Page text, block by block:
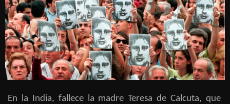
En la India, fallece la madre Teresa de Calcuta, que